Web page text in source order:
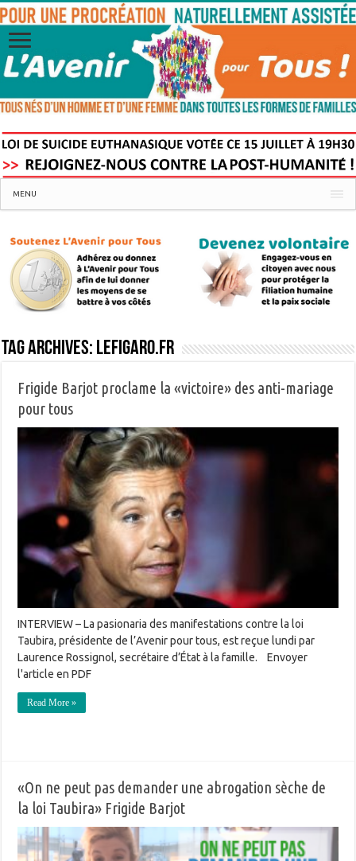
MENU
Tag Archives: LeFigaro.fr
Frigide Barjot proclame la «victoire» des anti-mariage
pour tous
INTERVIEW – La pasionaria des manifestations contre la loi
Taubira, présidente de l’Avenir pour tous, est reçue lundi par
Laurence Rossignol, secrétaire d’État à la famille. Envoyer
l'article en PDF
Read More »
«On ne peut pas demander une abrogation sèche de
la loi Taubira» Frigide Barjot